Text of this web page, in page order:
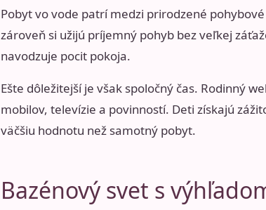
Pobyt vo vode patrí medzi prirodzené
zároveň si užijú príjemný pohyb bez veľkej
navodzuje pocit pokoja.
Ešte dôležitejší je však spoločný čas. Rodinný
mobilov, televízie a povinností. Deti získajú
väčšiu hodnotu než samotný pobyt.
Bazénový svet s